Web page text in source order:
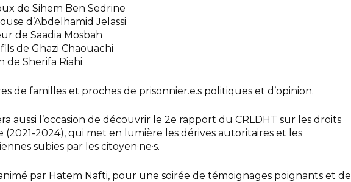
de Sihem Ben Sedrine
d’Abdelhamid Jelassi
de Saadia Mosbah
de Ghazi Chaouachi
de Sherifa Riahi
de familles et proches de prisonnier.e.s politiques et d’opinion.
aussi l’occasion de découvrir le 2e rapport du CRLDHT sur les droits
(2021-2024), qui met en lumière les dérives autoritaires et les
subies par les citoyen·ne·s.
par Hatem Nafti, pour une soirée de témoignages poignants et de